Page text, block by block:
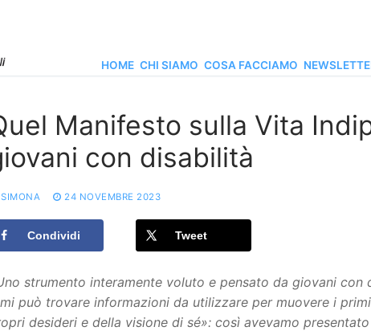
HOME CHI SIAMO COSA FACCIAMO
Manifesto sulla Vita
con disabilità
SIMONA 24 NOVEMBRE 2023
Condividi Tweet
strumento interamente voluto e pensato da giovani
può trovare informazioni da utilizzare per muovere i
desideri e della visione di sé»: così avevamo presentato